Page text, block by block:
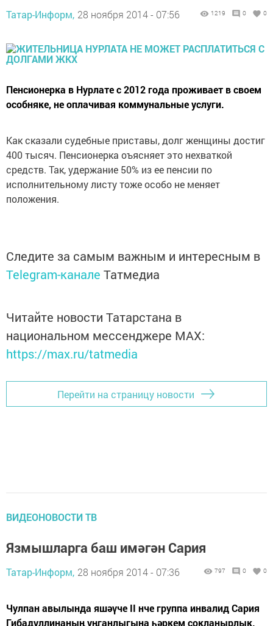
Татар-Информ, 28 ноября 2014 - 07:56 1219 0 0
Пенсионерка в Нурлате с 2012 года проживает в своем
особняке, не оплачивая коммунальные услуги.
Как сказали судебные приставы, долг женщины достиг
400 тысяч. Пенсионерка оъясняет это нехваткой
средств. Так, удержание 50% из ее пенсии по
исполнительному листу тоже особо не меняет
положения.
Следите за самым важным и интересным в
Telegram-канале Татмедиа
Читайте новости Татарстана в
национальном мессенджере MАХ:
https://max.ru/tatmedia
Перейти на страницу новости
ВИДЕОНОВОСТИ ТВ
Язмышларга баш имәгән Сария
Татар-Информ, 28 ноября 2014 - 07:36 797 0 0
Чулпан авылында яшәүче II нче группа инвалид Сария
Гибадуллинаның уңганлыгына һәркем сокланырлык.